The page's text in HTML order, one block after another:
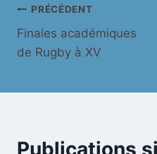
Navigation
de
PRÉCÉDENT
Finales académiques
de Rugby à XV